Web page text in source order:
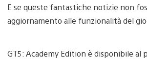
E se queste fantastiche notizie non
aggiornamento alle funzionalità del
GT5: Academy Edition è disponibile